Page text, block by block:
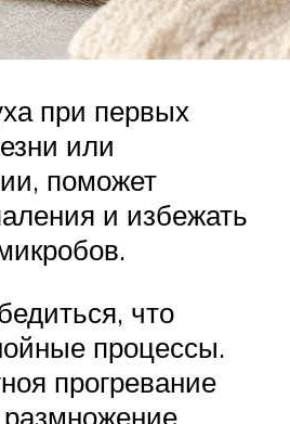
при первых
или
поможет
и избежать
что
процессы.
прогревание
размножение